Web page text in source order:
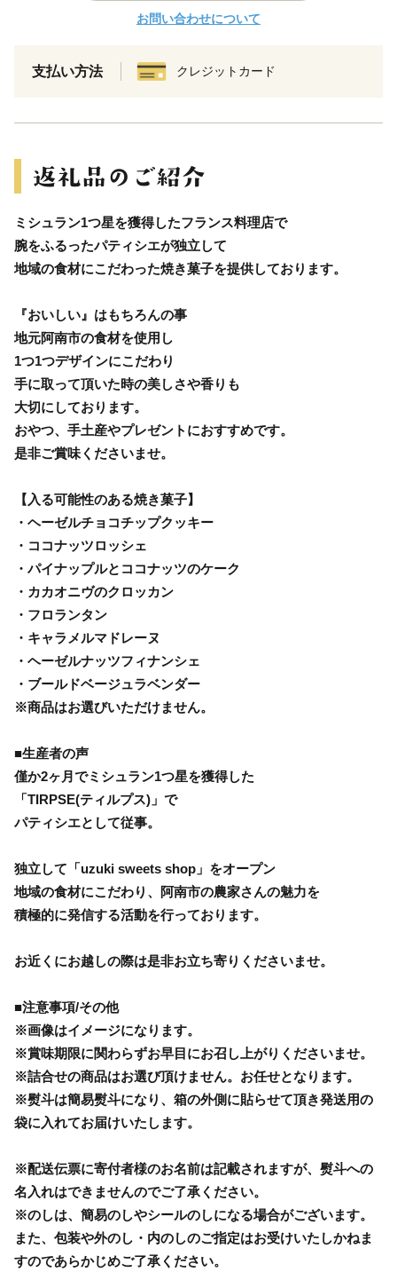
お問い合わせについて
支払い方法 クレジットカード
ミシュラン1つ星を獲得したフランス料理店で
腕をふるったパティシエが独立して
地域の食材にこだわった焼き菓子を提供しております。
『おいしい』はもちろんの事
地元阿南市の食材を使用し
1つ1つデザインにこだわり
手に取って頂いた時の美しさや香りも
大切にしております。
おやつ、手土産やプレゼントにおすすめです。
是非ご賞味くださいませ。
【入る可能性のある焼き菓子】
・ヘーゼルチョコチップクッキー
・ココナッツロッシェ
・パイナップルとココナッツのケーク
・カカオニヴのクロッカン
・フロランタン
・キャラメルマドレーヌ
・ヘーゼルナッツフィナンシェ
・ブールドベージュラベンダー
※商品はお選びいただけません。
■生産者の声
僅か2ヶ月でミシュラン1つ星を獲得した
「TIRPSE(ティルプス)」で
パティシエとして従事。
独立して「uzuki sweets shop」をオープン
地域の食材にこだわり、阿南市の農家さんの魅力を
積極的に発信する活動を行っております。
お近くにお越しの際は是非お立ち寄りくださいませ。
■注意事項/その他
※画像はイメージになります。
※賞味期限に関わらずお早目にお召し上がりくださいませ。
※詰合せの商品はお選び頂けません。お任せとなります。
※熨斗は簡易熨斗になり、箱の外側に貼らせて頂き発送用の
袋に入れてお届けいたします。
※配送伝票に寄付者様のお名前は記載されますが、熨斗への
名入れはできませんのでご了承ください。
※のしは、簡易のしやシールのしになる場合がございます。
また、包装や外のし・内のしのご指定はお受けいたしかねま
すのであらかじめご了承ください。